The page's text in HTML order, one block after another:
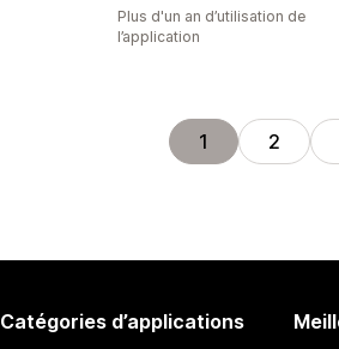
Plus d'un an d’utilisation de
l’application
1 2
Catégories d’applications